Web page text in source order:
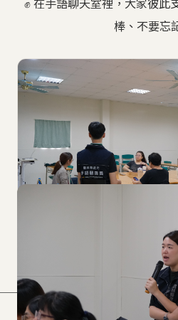
棒、不要忘